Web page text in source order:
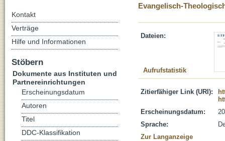
Evangelisch-
Dateien:
Aufrufstatistik
Zitierfähiger Link (URI):
Erscheinungsdatum:
Sprache:
Zur Langanzeige
Kontakt
Verträge
Hilfe und Informationen
Stöbern
Dokumente aus Instituten und
Partnereinrichtungen
Erscheinungsdatum
Autoren
Titel
DDC-Klassifikation